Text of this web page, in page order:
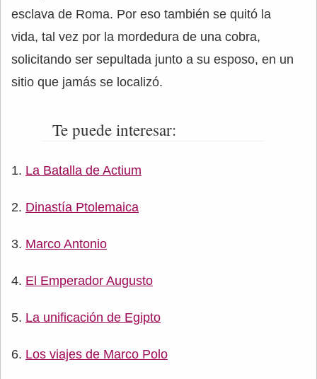
esclava de Roma. Por eso también se quitó la
vida, tal vez por la mordedura de una cobra,
solicitando ser sepultada junto a su esposo, en un
sitio que jamás se localizó.
Te puede interesar:
La Batalla de Actium
Dinastía Ptolemaica
Marco Antonio
El Emperador Augusto
La unificación de Egipto
Los viajes de Marco Polo